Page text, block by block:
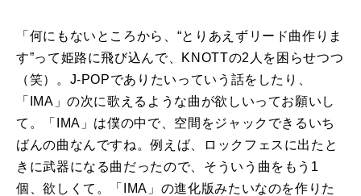
「何にもないところから、“とりあえずリード曲作りま
す”って姫路に飛び込んで、KNOTTの2人を困らせつつ
（笑）。J-POPでありたいっていう話をしたり、
「IMA」の次に歌えるような曲が欲しいってお願いし
て。「IMA」は僕の中で、空間をジャックできるいち
ばんの曲なんですね。例えば、ロックフェスに出たと
きに武器になる曲だったので、そういう曲をもう1
個、欲しくて。「IMA」の進化版みたいなのを作りた